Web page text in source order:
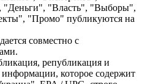
"Деньги", "Власть", "Выборы",
"Промо" публикуются на
совместно с
републикация и
информации, которое содержит